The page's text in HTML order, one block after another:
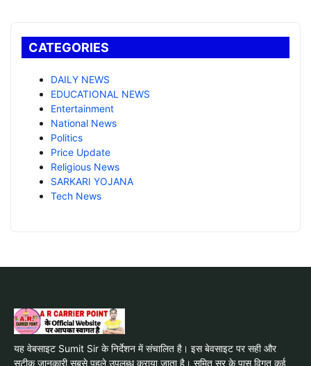
CATEGORIES
DAILY NEWS
EDUCATIONAL NEWS
Entertainment
National News
Politics
Price Update
Religious News
SARKARI YOJANA
Tech News
यह वेबसाइट Sumit Sir के निर्देशन में संचालित है। इस बेवसाइट पर सही और
सटीक जानकारी सबसे पहले उपलब्ध कराया जाता है। सुमित सर के पास विगत कई